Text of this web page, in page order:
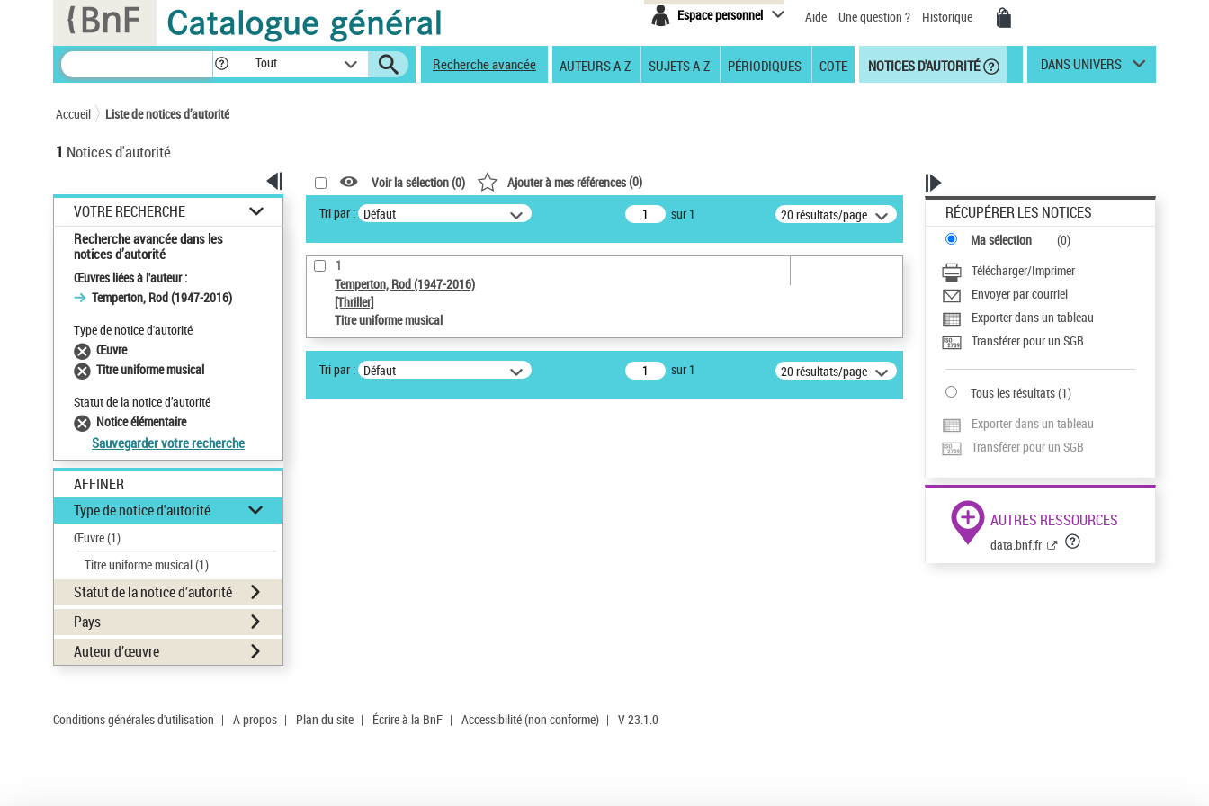
Espace personnel Aide Une question ? Historique
Tout Recherche avancée AUTEURS A-Z SUJETS A-Z PÉRIODIQUES COTE NOTICES D'AUTORITÉ DANS UNIVERS
Accueil Liste de notices d’autorité
1 Notices d'autorité
VOTRE RECHERCHE
Recherche avancée dans les
notices d’autorité
Œuvres liées à l'auteur :
Temperton, Rod (1947-2016)
Type de notice d'autorité
Œuvre
Titre uniforme musical
Statut de la notice d’autorité
Notice élémentaire
Sauvegarder votre recherche
AFFINER
Type de notice d'autorité
Œuvre(1)
Titre uniforme musical(1)
Statut de la notice d’autorité
Pays
Auteur d’œuvre
Voir la sélection (0) Ajouter à mes références(0)
Tri par : Défaut sur 1 20 résultats/page
1
Temperton, Rod (1947-2016)
[Thriller]
Titre uniforme musical
Tri par : Défaut sur 1 20 résultats/page
RÉCUPÉRER LES NOTICES
Ma sélection (0)
Télécharger/Imprimer
Envoyer par courriel
Exporter dans un tableau
Transférer pour un SGB
Tous les résultats(1)
Exporter dans un tableau
Transférer pour un SGB
AUTRES RESSOURCES
data.bnf.fr
Conditions générales d'utilisation | A propos | Plan du site | Écrire à la BnF | Accessibilité (non conforme) | V 23.1.0
Panneau de gestion des cookies